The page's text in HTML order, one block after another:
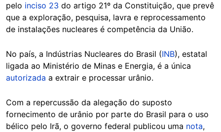
pelo inciso 23 do artigo 21º da Constituição, que prevê
que a exploração, pesquisa, lavra e reprocessamento
de instalações nucleares é competência da União.
No país, a Indústrias Nucleares do Brasil (INB), estatal
ligada ao Ministério de Minas e Energia, é a única
autorizada a extrair e processar urânio.
Com a repercussão da alegação do suposto
fornecimento de urânio por parte do Brasil para o uso
bélico pelo Irã, o governo federal publicou uma nota,